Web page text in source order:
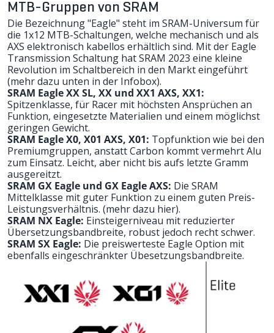
MTB-Gruppen von SRAM
Die Bezeichnung "Eagle" steht im SRAM-Universum für
die 1x12 MTB-Schaltungen, welche mechanisch und als
AXS elektronisch kabellos erhältlich sind. Mit der Eagle
Transmission Schaltung hat SRAM 2023 eine kleine
Revolution im Schaltbereich in den Markt eingeführt
(mehr dazu unten in der Infobox).
SRAM Eagle XX SL, XX und XX1 AXS, XX1:
Spitzenklasse, für Racer mit höchsten Ansprüchen an
Funktion, eingesetzte Materialien und einem möglichst
geringen Gewicht.
SRAM Eagle X0, X01 AXS, X01: Topfunktion wie bei den
Premiumgruppen, anstatt Carbon kommt vermehrt Alu
zum Einsatz. Leicht, aber nicht bis aufs letzte Gramm
ausgereitzt.
SRAM GX Eagle und GX Eagle AXS: Die SRAM
Mittelklasse mit guter Funktion zu einem guten Preis-
Leistungsverhältnis. (mehr dazu hier).
SRAM NX Eagle: Einsteigerniveau mit reduzierter
Übersetzungsbandbreite, robust jedoch recht schwer.
SRAM SX Eagle: Die preiswerteste Eagle Option mit
ebenfalls eingeschränkter Übesetzungsbandbreite.